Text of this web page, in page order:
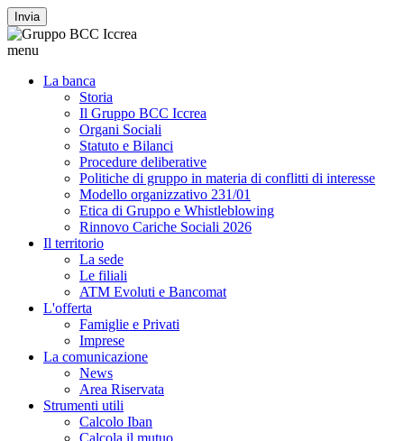
Invia
menu
La banca
Storia
Il Gruppo BCC Iccrea
Organi Sociali
Statuto e Bilanci
Procedure deliberative
Politiche di gruppo in materia di conflitti di interesse
Modello organizzativo 231/01
Etica di Gruppo e Whistleblowing
Rinnovo Cariche Sociali 2026
Il territorio
La sede
Le filiali
ATM Evoluti e Bancomat
L'offerta
Famiglie e Privati
Imprese
La comunicazione
News
Area Riservata
Strumenti utili
Calcolo Iban
Calcola il mutuo